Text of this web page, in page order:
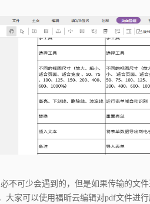
可少会遇到的，但是如果传输的文
大家可以使用福昕云编辑对pdf文件进